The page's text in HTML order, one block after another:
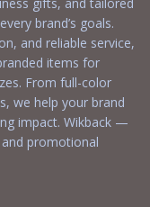
gifts, and tailored
brand’s goals.
and reliable service,
items for
From full-color
we help your brand
impact. Wikback —
promotional